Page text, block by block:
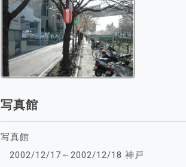
写真館
写真館
2002/12/17～2002/12/18 神戸